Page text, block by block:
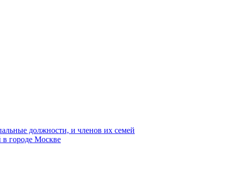
должности, и членов их семей
в городе Москве